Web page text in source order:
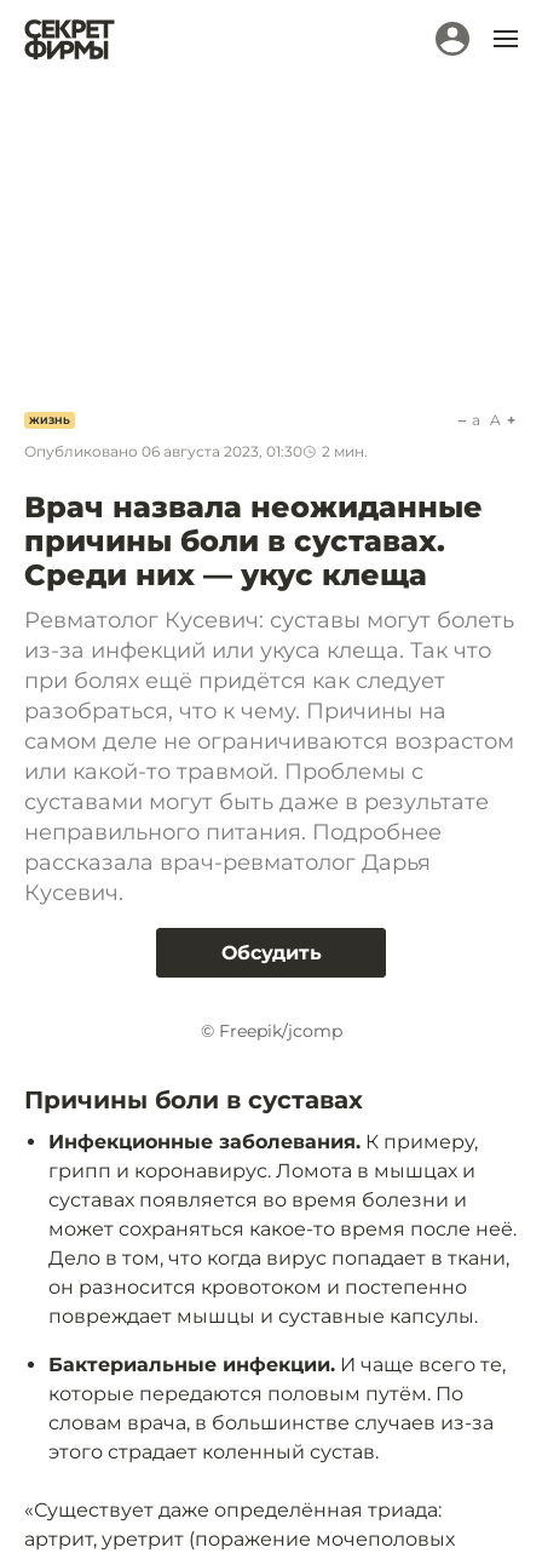
ЖИЗНЬ
Опубликовано 06 августа 2023, 01:30 2 мин.
a A
Врач назвала неожиданные
причины боли в суставах.
Среди них — укус клеща
Ревматолог Кусевич: суставы могут болеть
из-за инфекций или укуса клеща. Так что
при болях ещё придётся как следует
разобраться, что к чему. Причины на
самом деле не ограничиваются возрастом
или какой-то травмой. Проблемы с
суставами могут быть даже в результате
неправильного питания. Подробнее
рассказала врач-ревматолог Дарья
Кусевич.
Обсудить
© Freepik/jcomp
Причины боли в суставах
Инфекционные заболевания. К примеру,
грипп и коронавирус. Ломота в мышцах и
суставах появляется во время болезни и
может сохраняться какое-то время после неё.
Дело в том, что когда вирус попадает в ткани,
он разносится кровотоком и постепенно
повреждает мышцы и суставные капсулы.
Бактериальные инфекции. И чаще всего те,
которые передаются половым путём. По
словам врача, в большинстве случаев из-за
этого страдает коленный сустав.
«Существует даже определённая триада:
артрит, уретрит (поражение мочеполовых